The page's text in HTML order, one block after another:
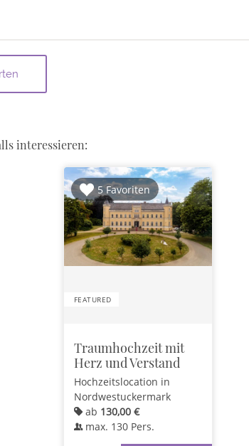
interessieren:
5 Favoriten
FEATURED
Traumhochzeit mit
Herz und Verstand
Hochzeitslocation in
Nordwestuckermark
ab 130,00 €
max. 130Pers.